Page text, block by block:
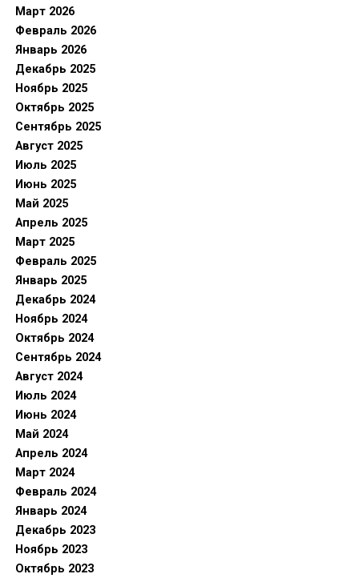
Март 2026
Февраль 2026
Январь 2026
Декабрь 2025
Ноябрь 2025
Октябрь 2025
Сентябрь 2025
Август 2025
Июль 2025
Июнь 2025
Май 2025
Апрель 2025
Март 2025
Февраль 2025
Январь 2025
Декабрь 2024
Ноябрь 2024
Октябрь 2024
Сентябрь 2024
Август 2024
Июль 2024
Июнь 2024
Май 2024
Апрель 2024
Март 2024
Февраль 2024
Январь 2024
Декабрь 2023
Ноябрь 2023
Октябрь 2023